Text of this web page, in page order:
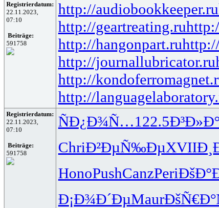
Registrierdatum:
22.11.2023,
07:10
Beiträge:
591758
http://audiobookkeeper.ru
http://geartreating.ru
http://hangonpart.ru
http://journallubricator.ru
http://
http://
Registrierdatum:
22.11.2023,
07:10
Beiträge:
591758
ÑÐ¿Ð¾Ñ…122.5
ChriÐ²ÐµÑ‰ÐµXVII
HonoPushCanzPeri
Ð¡Ð¾Ð´ÐµMaur